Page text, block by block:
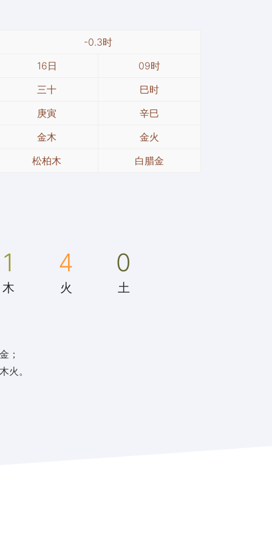
-0.3时
16日
09时
三十
巳时
庚寅
辛巳
金木
金火
松柏木
白腊金
1
木
4
火
0
土
；
火。